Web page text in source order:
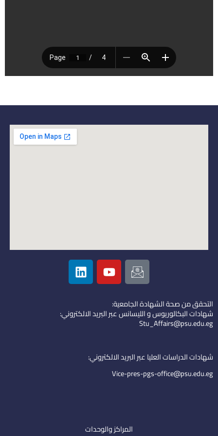
I
c
o
n
-
e
i
l
Y
o
u
u
b
L
i
n
e
d
التحقق من صحة الشهادة الجامعية:
شهادات البكالوريوس و الليسانس عبر البريد الالكتروني:
Stu_Affairs@psu.edu.eg
شهادات الدراسات العليا عبر البريد الالكتروني:
Vice-pres-pgs-office@psu.edu.eg
المراكز والوحدات